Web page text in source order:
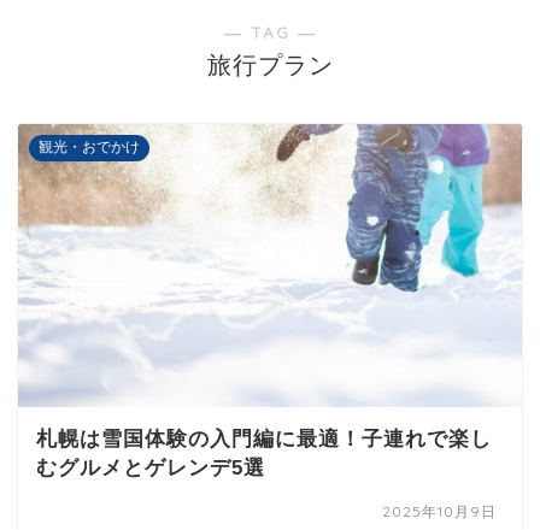
― TAG ―
旅行プラン
観光・おでかけ
札幌は雪国体験の入門編に最適！子連れで楽し
むグルメとゲレンデ5選
2025年10月9日